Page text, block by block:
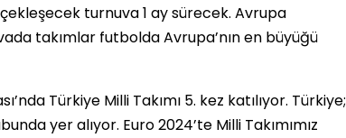
turnuva 1 ay sürecek. Avrupa
takımlar futbolda Avrupa’nın en büyüğü
Türkiye Milli Takımı 5. kez katılıyor. Türkiye;
yer alıyor. Euro 2024’te Milli Takımımız